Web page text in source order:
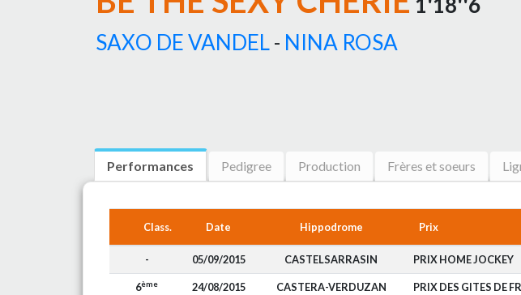
SAXO DE VANDEL- NINA ROSA
Performances Pedigree Production Frères et soeurs
Class. Date Hippodrome Prix
- 05/09/2015 CASTELSARRASIN PRIX HOME JOCKEY
6ème 24/08/2015 CASTERA-VERDUZAN PRIX DES GITES DE